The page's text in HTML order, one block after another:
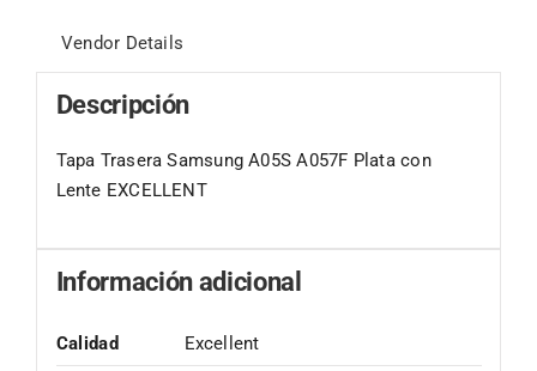
Vendor Details
Descripción
Tapa Trasera Samsung A05S A057F Plata con
Lente EXCELLENT
Información adicional
Calidad
Excellent